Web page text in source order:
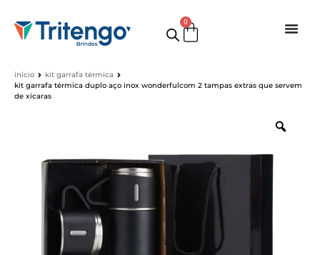
0
início
kit garrafa térmica
kit garrafa térmica duplo aço inox wonderfulcom 2 tampas extras que servem
de xícaras